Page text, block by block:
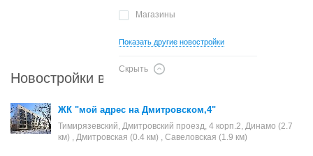
Магазины
Показать другие новостройки
Скрыть
Новостройки в районе Тимирязевский
ЖК "мой адрес на Дмитровском,4"
Тимирязевский, Дмитровский проезд, 4 корп.2, Динамо (2.7
км) , Дмитровская (0.4 км) , Савеловская (1.9 км)